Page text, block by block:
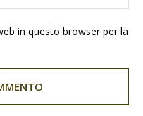
in questo browser per la